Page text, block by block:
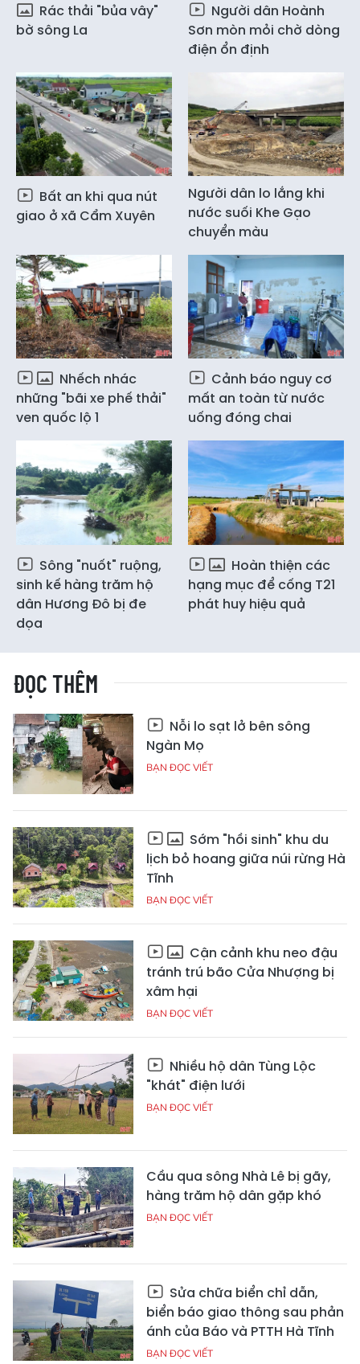
Rác thải "bủa vây"
bờ sông La
Người dân Hoành
Sơn mòn mỏi chờ dòng
điện ổn định
Bất an khi qua nút
giao ở xã Cẩm Xuyên
Người dân lo lắng khi
nước suối Khe Gạo
chuyển màu
Nhếch nhác
những "bãi xe phế thải"
ven quốc lộ 1
Cảnh báo nguy cơ
mất an toàn từ nước
uống đóng chai
Sông "nuốt" ruộng,
sinh kế hàng trăm hộ
dân Hương Đô bị đe
dọa
Hoàn thiện các
hạng mục để cống T21
phát huy hiệu quả
ĐỌC THÊM
Nỗi lo sạt lở bên sông
Ngàn Mọ
BẠN ĐỌC VIẾT
Sớm "hồi sinh" khu du
lịch bỏ hoang giữa núi rừng Hà
Tĩnh
BẠN ĐỌC VIẾT
Cận cảnh khu neo đậu
tránh trú bão Cửa Nhượng bị
xâm hại
BẠN ĐỌC VIẾT
Nhiều hộ dân Tùng Lộc
"khát" điện lưới
BẠN ĐỌC VIẾT
Cầu qua sông Nhà Lê bị gãy,
hàng trăm hộ dân gặp khó
BẠN ĐỌC VIẾT
Sửa chữa biển chỉ dẫn,
biển báo giao thông sau phản
ánh của Báo và PTTH Hà Tĩnh
BẠN ĐỌC VIẾT